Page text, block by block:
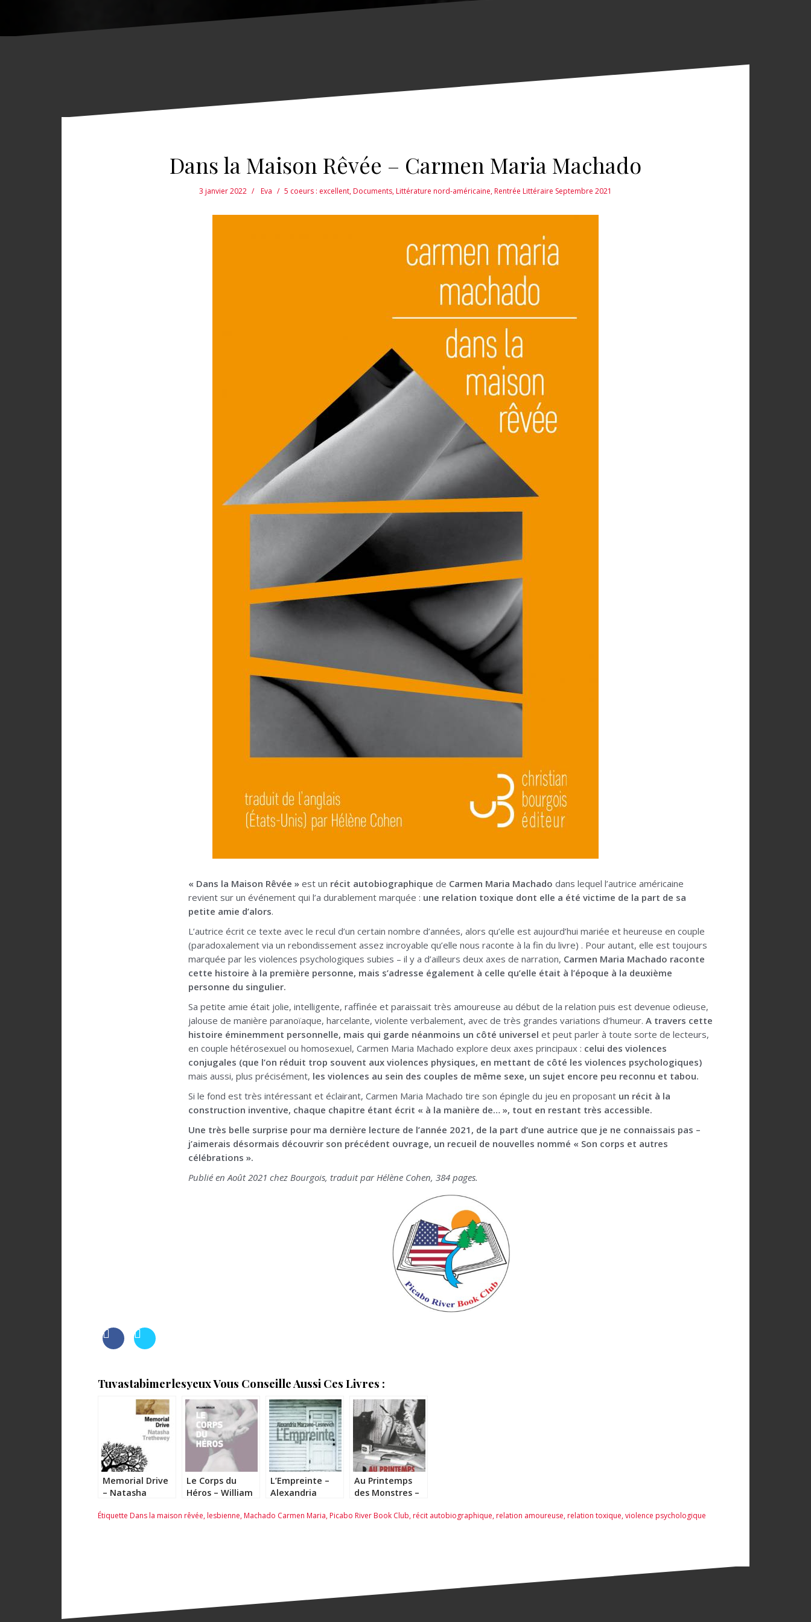
Dans la Maison Rêvée – Carmen Maria Machado
3 janvier 2022 Eva 5 coeurs : excellent,Documents,Littérature nord-américaine,Rentrée Littéraire Septembre 2021
« Dans la Maison Rêvée » est un récit autobiographique de Carmen Maria Machado dans lequel l’autrice américaine
revient sur un événement qui l’a durablement marquée : une relation toxique dont elle a été victime de la part de sa
petite amie d’alors.
L’autrice écrit ce texte avec le recul d’un certain nombre d’années, alors qu’elle est aujourd’hui mariée et heureuse en couple
(paradoxalement via un rebondissement assez incroyable qu’elle nous raconte à la fin du livre) . Pour autant, elle est toujours
marquée par les violences psychologiques subies – il y a d’ailleurs deux axes de narration, Carmen Maria Machado raconte
cette histoire à la première personne, mais s’adresse également à celle qu’elle était à l’époque à la deuxième
personne du singulier.
Sa petite amie était jolie, intelligente, raffinée et paraissait très amoureuse au début de la relation puis est devenue odieuse,
jalouse de manière paranoïaque, harcelante, violente verbalement, avec de très grandes variations d’humeur. A travers cette
histoire éminemment personnelle, mais qui garde néanmoins un côté universel et peut parler à toute sorte de lecteurs,
en couple hétérosexuel ou homosexuel, Carmen Maria Machado explore deux axes principaux : celui des violences
conjugales (que l’on réduit trop souvent aux violences physiques, en mettant de côté les violences psychologiques)
mais aussi, plus précisément, les violences au sein des couples de même sexe, un sujet encore peu reconnu et tabou.
Si le fond est très intéressant et éclairant, Carmen Maria Machado tire son épingle du jeu en proposant un récit à la
construction inventive, chaque chapitre étant écrit « à la manière de… », tout en restant très accessible.
Une très belle surprise pour ma dernière lecture de l’année 2021, de la part d’une autrice que je ne connaissais pas –
j’aimerais désormais découvrir son précédent ouvrage, un recueil de nouvelles nommé « Son corps et autres
célébrations ».
Publié en Août 2021 chez Bourgois, traduit par Hélène Cohen, 384 pages.
Tuvastabimerlesyeux Vous Conseille Aussi Ces Livres :
Memorial Drive
– Natasha
Le Corps du
Héros – William
L’Empreinte –
Alexandria
Lesnevich
Au Printemps
des Monstres –
Étiquette Dans la maison rêvée,lesbienne,Machado Carmen Maria,Picabo River Book Club,récit autobiographique,relation amoureuse,relation toxique,violence psychologique